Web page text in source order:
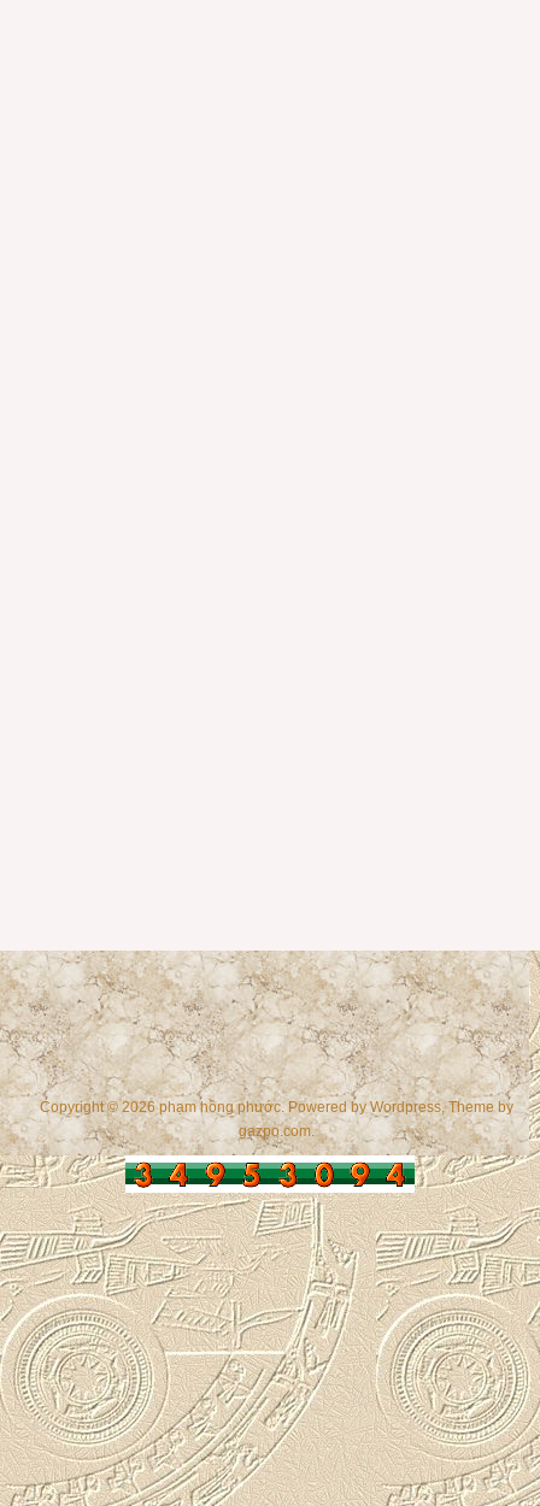
Copyright © 2026 phạm hồng phước. Powered byWordpress, Theme by
gazpo.com.